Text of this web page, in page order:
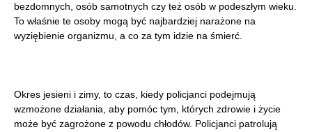
bezdomnych, osób samotnych czy też osób w podeszłym wieku.
To właśnie te osoby mogą być najbardziej narażone na
wyziębienie organizmu, a co za tym idzie na śmierć.
Okres jesieni i zimy, to czas, kiedy policjanci podejmują
wzmożone działania, aby pomóc tym, których zdrowie i życie
może być zagrożone z powodu chłodów. Policjanci patrolują